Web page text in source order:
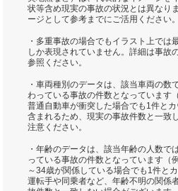
状等含め現実の事故の状況とは異なり
ージとして参考までにご活用ください。
・多重事故の場合でもイラスト上では
しか表現されていません。詳細は事故
参照ください。
・車両種別のデータは、該当車両の数
わっている事故の件数となっています
普通自動車が衝突した場合でも1件と
含まれるため、現実の事故件数と一致
注意ください。
・年齢のデータは、該当年齢の人数で
っている事故の件数となっています（
～34歳が関係している場合でも1件と
運転手や同乗者など、年齢不明の関係